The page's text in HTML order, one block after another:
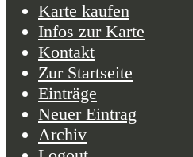
Karte kaufen
Infos zur Karte
Kontakt
Zur Startseite
Einträge
Neuer Eintrag
Archiv